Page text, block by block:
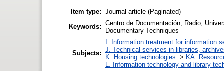
Item type: Journal article (Paginated)
Keywords: Centro de Documentación, Radio,
Documentary Techniques
Subjects:
I. Information treatment for information
J. Technical services in libraries,
K. Housing technologies. > KA.
L. Information technology and library